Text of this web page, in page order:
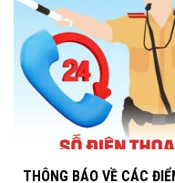
THÔNG BÁO VỀ CÁC